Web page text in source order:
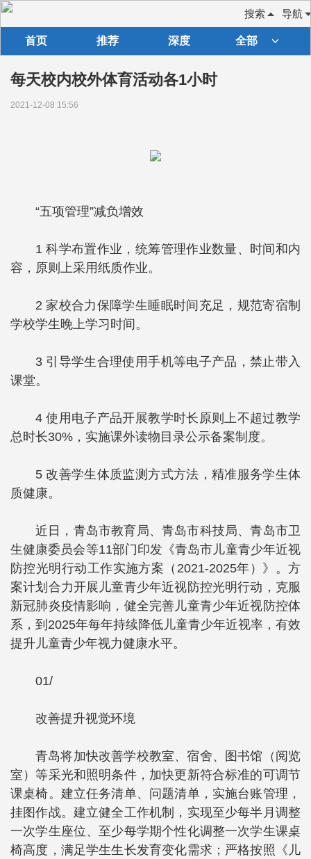
导航
搜索
首页 推荐 深度 全部
每天校内校外体育活动各1小时
2021-12-08 15:56
“五项管理”减负增效
1科学布置作业，统筹管理作业数量、时间和内
容，原则上采用纸质作业。
2 家校合力保障学生睡眠时间充足，规范寄宿制
学校学生晚上学习时间。
3 引导学生合理使用手机等电子产品，禁止带入
课堂。
4使用电子产品开展教学时长原则上不超过教学
总时长30%，实施课外读物目录公示备案制度。
5改善学生体质监测方式方法，精准服务学生体
质健康。
近日，青岛市教育局、青岛市科技局、青岛市卫
生健康委员会等11部门印发《青岛市儿童青少年近视
防控光明行动工作实施方案（2021-2025年）》。方
案计划合力开展儿童青少年近视防控光明行动，克服
新冠肺炎疫情影响，健全完善儿童青少年近视防控体
系，到2025年每年持续降低儿童青少年近视率，有效
提升儿童青少年视力健康水平。
01/
改善提升视觉环境
青岛将加快改善学校教室、宿舍、图书馆（阅览
室）等采光和照明条件，加快更新符合标准的可调节
课桌椅。建立任务清单、问题清单，实施台账管理，
挂图作战。建立健全工作机制，实现至少每半月调整
一次学生座位、至少每学期个性化调整一次学生课桌
椅高度，满足学生生长发育变化需求；严格按照《儿